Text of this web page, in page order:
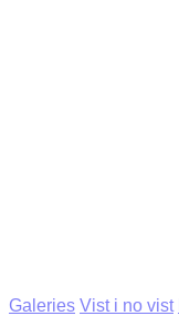
Galeries Vist i no vist